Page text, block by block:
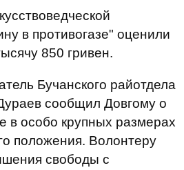
в противогазе" оценили
850 гривен.
Бучанского райотдела
сообщил Довгому о
в особо крупных размерах
положения. Волонтеру
свободы с